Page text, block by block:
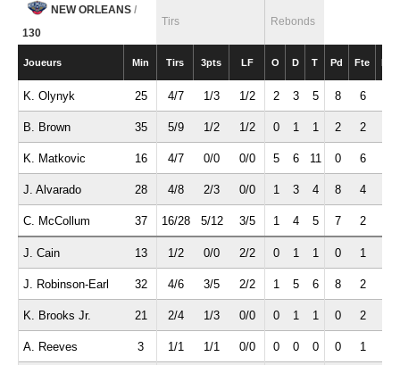
NEW ORLEANS /
130
Tirs Rebonds
Joueurs Min Tirs 3pts LF O D T Pd Fte
K. Olynyk 25 4/7 1/3 1/2 2 3 5 8 6
B. Brown 35 5/9 1/2 1/2 0 1 1 2 2
K. Matkovic 16 4/7 0/0 0/0 5 6 11 0 6
J. Alvarado 28 4/8 2/3 0/0 1 3 4 8 4
C. McCollum 37 16/28 5/12 3/5 1 4 5 7 2
J. Cain 13 1/2 0/0 2/2 0 1 1 0 1
J. Robinson-Earl 32 4/6 3/5 2/2 1 5 6 8 2
K. Brooks Jr. 21 2/4 1/3 0/0 0 1 1 0 2
A. Reeves 3 1/1 1/1 0/0 0 0 0 0 1